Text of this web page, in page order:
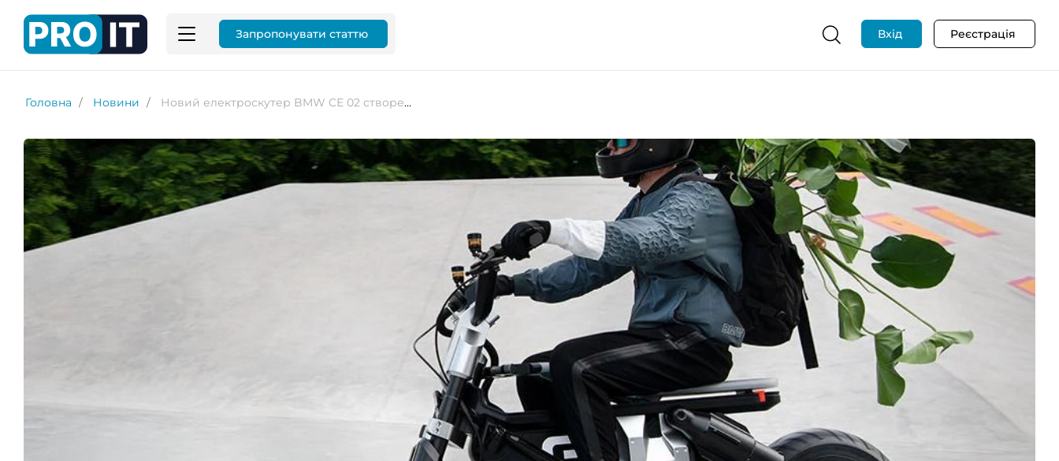
Запропонувати статтю Вхід Реєстрація
Головна Новини Новий електроскутер BMW CE 02 створений для міста й оснащений розумними окулярами